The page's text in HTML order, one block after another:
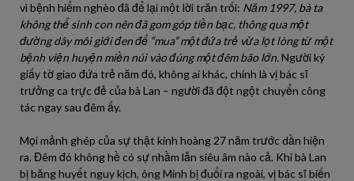
vì bệnh hiểm nghèo đã để lại một lời trăn trối: Năm 1997, bà ta
không thể sinh con nên đã gom góp tiền bạc, thông qua một
đường dây môi giới đen để “mua” một đứa trẻ vừa lọt lòng từ một
bệnh viện huyện miền núi vào đúng một đêm bão lớn.Người ký
giấy tờ giao đứa trẻ năm đó, không ai khác, chính là vị bác sĩ
trưởng ca trực đẻ của bà Lan – người đã đột ngột chuyển công
tác ngay sau đêm ấy.
Mọi mảnh ghép của sự thật kinh hoàng 27 năm trước dần hiện
ra. Đêm đó không hề có sự nhầm lẫn siêu âm nào cả. Khi bà Lan
bị băng huyết nguy kịch, ông Minh bị đuổi ra ngoài, vị bác sĩ biến